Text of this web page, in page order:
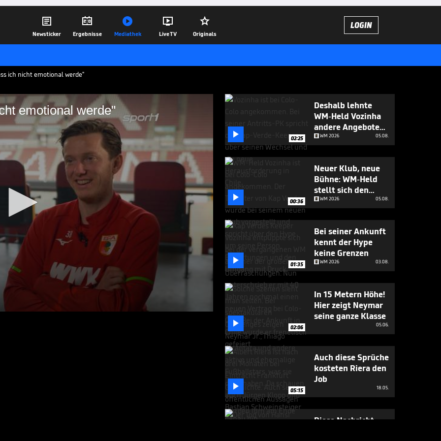

Newsticker

Ergebnisse

Mediathek

Live TV

Originals
LOGIN
ich nicht emotional werde"
emotional werde"
ich nicht emotional
wieder zu einer
Anteil hatte Michael Gregoritsch mit
Der Stürmer vom FC
sein.
23.02.26
 02:25
Deshalb lehnte
WM-Held Vozinha
andere Angebote
abWM 2026 05.08.
 00:36
Neuer Klub, neue
Bühne: WM-Held
stellt sich den
Fragen
WM 2026 05.08.
 01:35
Bei seiner Ankunft
kennt der Hype
keine Grenzen
WM 2026 03.08.
 02:06
In 15 Metern Höhe!
Hier zeigt Neymar
seine ganze Klasse
05.06.
 05:15
Auch diese Sprüche
kosteten Riera den
Job
18.05.
Diese Nachricht